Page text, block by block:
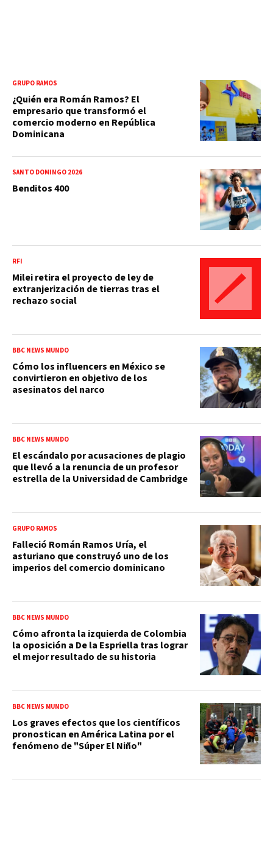
GRUPO RAMOS
¿Quién era Román Ramos? El
empresario que transformó el
comercio moderno en República
Dominicana
SANTO DOMINGO 2026
Benditos 400
RFI
Milei retira el proyecto de ley de
extranjerización de tierras tras el
rechazo social
BBC NEWS MUNDO
Cómo los influencers en México se
convirtieron en objetivo de los
asesinatos del narco
BBC NEWS MUNDO
El escándalo por acusaciones de plagio
que llevó a la renuncia de un profesor
estrella de la Universidad de Cambridge
GRUPO RAMOS
Falleció Román Ramos Uría, el
asturiano que construyó uno de los
imperios del comercio dominicano
BBC NEWS MUNDO
Cómo afronta la izquierda de Colombia
la oposición a De la Espriella tras lograr
el mejor resultado de su historia
BBC NEWS MUNDO
Los graves efectos que los científicos
pronostican en América Latina por el
fenómeno de "Súper El Niño"